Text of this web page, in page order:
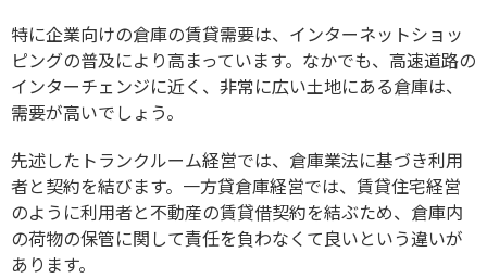
特に企業向けの倉庫の賃貸需要は、インターネットショッ
ピングの普及により高まっています。なかでも、高速道路の
インターチェンジに近く、非常に広い土地にある倉庫は、
需要が高いでしょう。
先述したトランクルーム経営では、倉庫業法に基づき利用
者と契約を結びます。一方貸倉庫経営では、賃貸住宅経営
のように利用者と不動産の賃貸借契約を結ぶため、倉庫内
の荷物の保管に関して責任を負わなくて良いという違いが
あります。